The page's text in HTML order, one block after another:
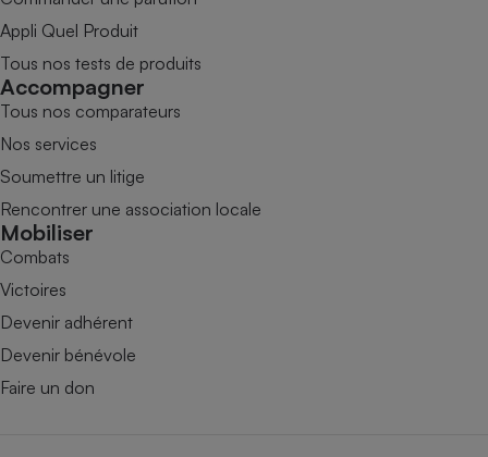
Appli Quel Produit
Tous nos tests de produits
Accompagner
Tous nos comparateurs
Nos services
Soumettre un litige
Rencontrer une association locale
Mobiliser
Combats
Victoires
Devenir adhérent
Devenir bénévole
Faire un don